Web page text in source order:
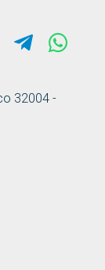
32004 -
Twitter Telegram